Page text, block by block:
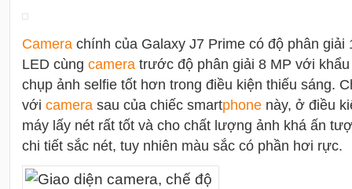
Camera chính của Galaxy J7 Prime có độ phân giải
LED cùng camera trước độ phân giải 8 MP với
chụp ảnh selfie tốt hơn trong điều kiện thiếu sáng.
với camera sau của chiếc smartphone này, ở điều
máy lấy nét rất tốt và cho chất lượng ảnh khá ấn
chi tiết sắc nét, tuy nhiên màu sắc có phần hơi rực.